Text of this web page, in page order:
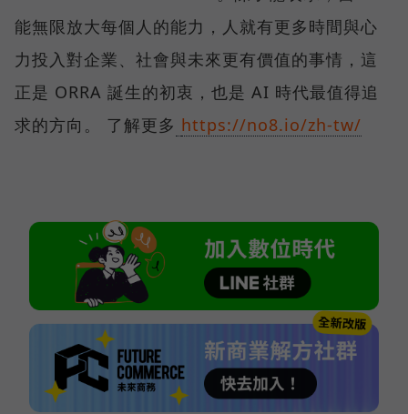
能無限放大每個人的能力，人就有更多時間與心
力投入對企業、社會與未來更有價值的事情，這
正是 ORRA 誕生的初衷，也是 AI 時代最值得追
求的方向。 了解更多 https://no8.io/zh-tw/